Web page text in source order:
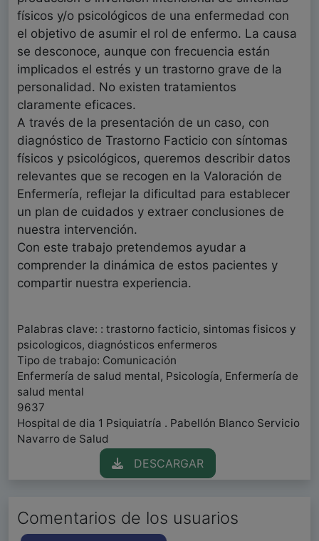
físicos y/o psicológicos de una enfermedad con
el objetivo de asumir el rol de enfermo. La causa
se desconoce, aunque con frecuencia están
implicados el estrés y un trastorno grave de la
personalidad. No existen tratamientos
claramente eficaces.
A través de la presentación de un caso, con
diagnóstico de Trastorno Facticio con síntomas
físicos y psicológicos, queremos describir datos
relevantes que se recogen en la Valoración de
Enfermería, reflejar la dificultad para establecer
un plan de cuidados y extraer conclusiones de
nuestra intervención.
Con este trabajo pretendemos ayudar a
comprender la dinámica de estos pacientes y
compartir nuestra experiencia.
Palabras clave: : trastorno facticio, sintomas fisicos y
psicologicos, diagnósticos enfermeros
Tipo de trabajo: Comunicación
Enfermería de salud mental, Psicología, Enfermería de
salud mental
9637
Hospital de dia 1 Psiquiatría . Pabellón Blanco Servicio
Navarro de Salud
DESCARGAR
Comentarios de los usuarios